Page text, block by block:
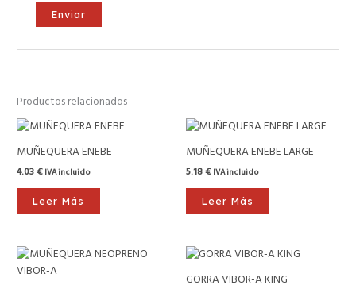
Productos relacionados
MUÑEQUERA ENEBE
4.03€ IVA incluido
Leer Más
MUÑEQUERA ENEBE LARGE
5.18€ IVA incluido
Leer Más
GORRA VIBOR-A KING